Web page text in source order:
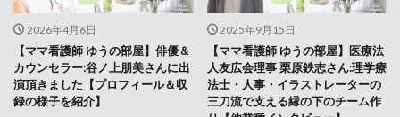
2026年4月6日
【ママ看護師 ゆうの部屋】俳優＆
カウンセラー:谷ノ上朋美さんに出
演頂きました【プロフィール＆収
録の様子を紹介】
2025年9月15日
【ママ看護師 ゆうの部屋】医療法
人友広会理事 栗原鉄志さん:理学療
法士・人事・イラストレーターの
三刀流で支える縁の下のチーム作